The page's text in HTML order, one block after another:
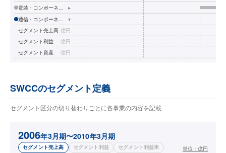
▸
▾
セグメント売上高 億円
セグメント利益
億円
セグメント資産
億円
SWCCのセグメント定義
セグメント区分の切り替わりごとに各事業の内容を記載
2006年3月期〜2010年3月期
セグメント売上高 セグメント利益 セグメント利益率 単位： 億円